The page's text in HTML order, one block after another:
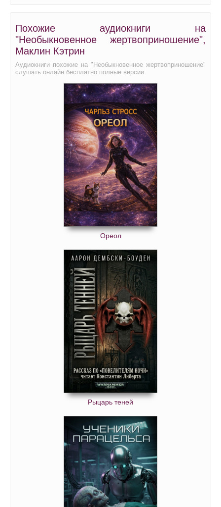
Похожие аудиокниги на
"Необыкновенное жертвоприношение",
Маклин Кэтрин
Аудиокниги похожие на "Необыкновенное жертвоприношение"
слушать онлайн бесплатно полные версии.
Ореол
Рыцарь теней